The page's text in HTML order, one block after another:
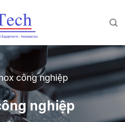
công nghiệp
nghiệp